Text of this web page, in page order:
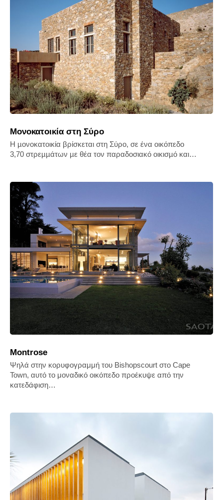
Μονοκατοικία στη Σύρο
Η µονοκατοικία βρίσκεται στη Σύρο, σε ένα οικόπεδο
3,70 στρεµµάτων µε θέα τον παραδοσιακό οικισµό και…
Montrose
Ψηλά στην κορυφογραμμή του Bishopscourt στο Cape
Town, αυτό το μοναδικό οικόπεδο προέκυψε από την
κατεδάφιση…